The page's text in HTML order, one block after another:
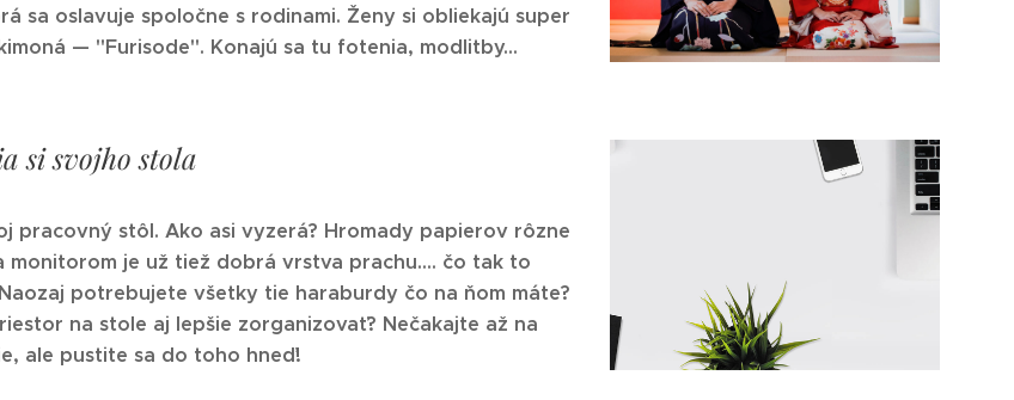
sa oslavuje spoločne s rodinami. Ženy si obliekajú super
— "Furisode". Konajú sa tu fotenia, modlitby...
si svojho stola
pracovný stôl. Ako asi vyzerá? Hromady papierov rôzne
monitorom je už tiež dobrá vrstva prachu.... čo tak to
potrebujete všetky tie haraburdy čo na ňom máte?
na stole aj lepšie zorganizovať? Nečakajte až na
ale pustite sa do toho hneď!